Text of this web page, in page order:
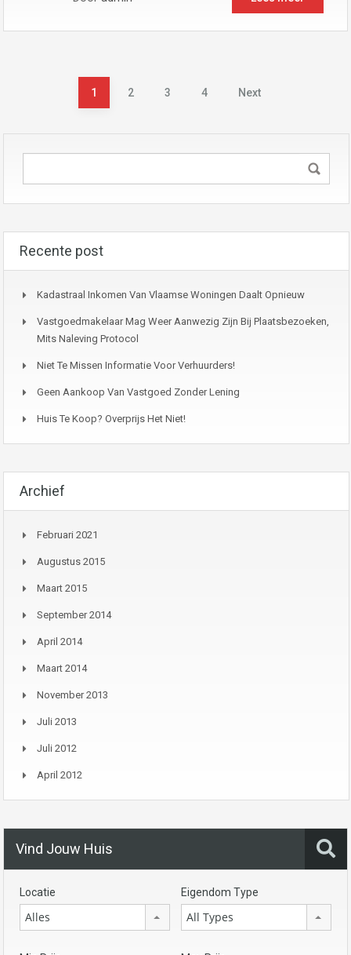
Berichtnavigatie
1 2 3 4 Next
Recente post
Kadastraal Inkomen Van Vlaamse Woningen Daalt Opnieuw
Vastgoedmakelaar Mag Weer Aanwezig Zijn Bij Plaatsbezoeken,
Mits Naleving Protocol
Niet Te Missen Informatie Voor Verhuurders!
Geen Aankoop Van Vastgoed Zonder Lening
Huis Te Koop? Overprijs Het Niet!
Archief
Februari 2021
Augustus 2015
Maart 2015
September 2014
April 2014
Maart 2014
November 2013
Juli 2013
Juli 2012
April 2012
Vind Jouw Huis
Locatie
Alles
Eigendom Type
All Types